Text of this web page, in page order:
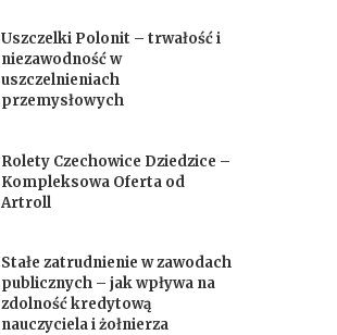
Uszczelki Polonit – trwałość i
niezawodność w
uszczelnieniach
przemysłowych
Rolety Czechowice Dziedzice –
Kompleksowa Oferta od
Artroll
Stałe zatrudnienie w zawodach
publicznych – jak wpływa na
zdolność kredytową
nauczyciela i żołnierza